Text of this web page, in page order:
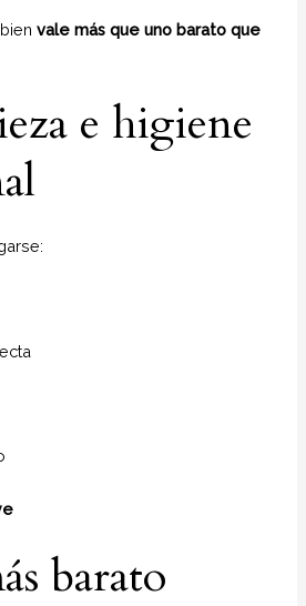
bienvale más que uno barato que
e higiene
barato